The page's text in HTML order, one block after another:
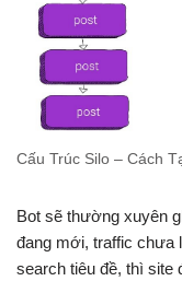
Cấu Trúc Silo – Cách
Bot sẽ thường xuyên
đang mới, traffic chưa
search tiêu đề, thì site